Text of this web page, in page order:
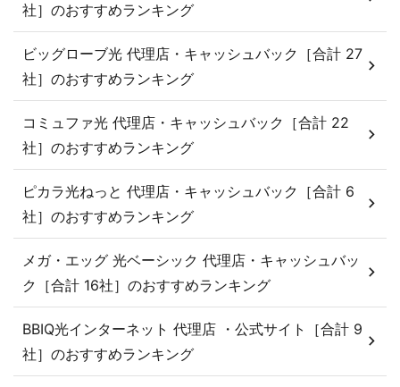
社］のおすすめランキング
ビッグローブ光 代理店・キャッシュバック［合計 27
社］のおすすめランキング
コミュファ光 代理店・キャッシュバック［合計 22
社］のおすすめランキング
ピカラ光ねっと 代理店・キャッシュバック［合計 6
社］のおすすめランキング
メガ・エッグ 光ベーシック 代理店・キャッシュバッ
ク［合計 16社］のおすすめランキング
BBIQ光インターネット 代理店 ・公式サイト［合計 9
社］のおすすめランキング